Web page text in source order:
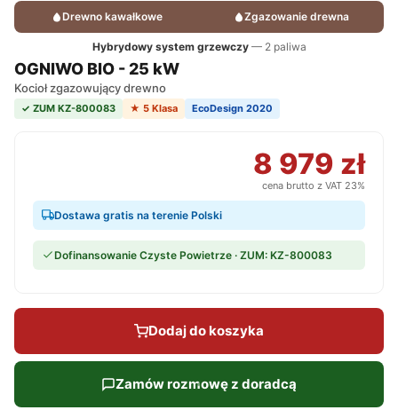
Drewno kawałkowe Zgazowanie drewna
Hybrydowy system grzewczy— 2 paliwa
OGNIWO BIO - 25 kW
Kocioł zgazowujący drewno
✓ ZUM KZ-800083 ★ 5 Klasa EcoDesign 2020
8 979 zł
cena brutto z VAT 23%
Dostawa gratis na terenie Polski
Dofinansowanie Czyste Powietrze · ZUM: KZ-800083
Dodaj do koszyka
Zamów rozmowę z doradcą